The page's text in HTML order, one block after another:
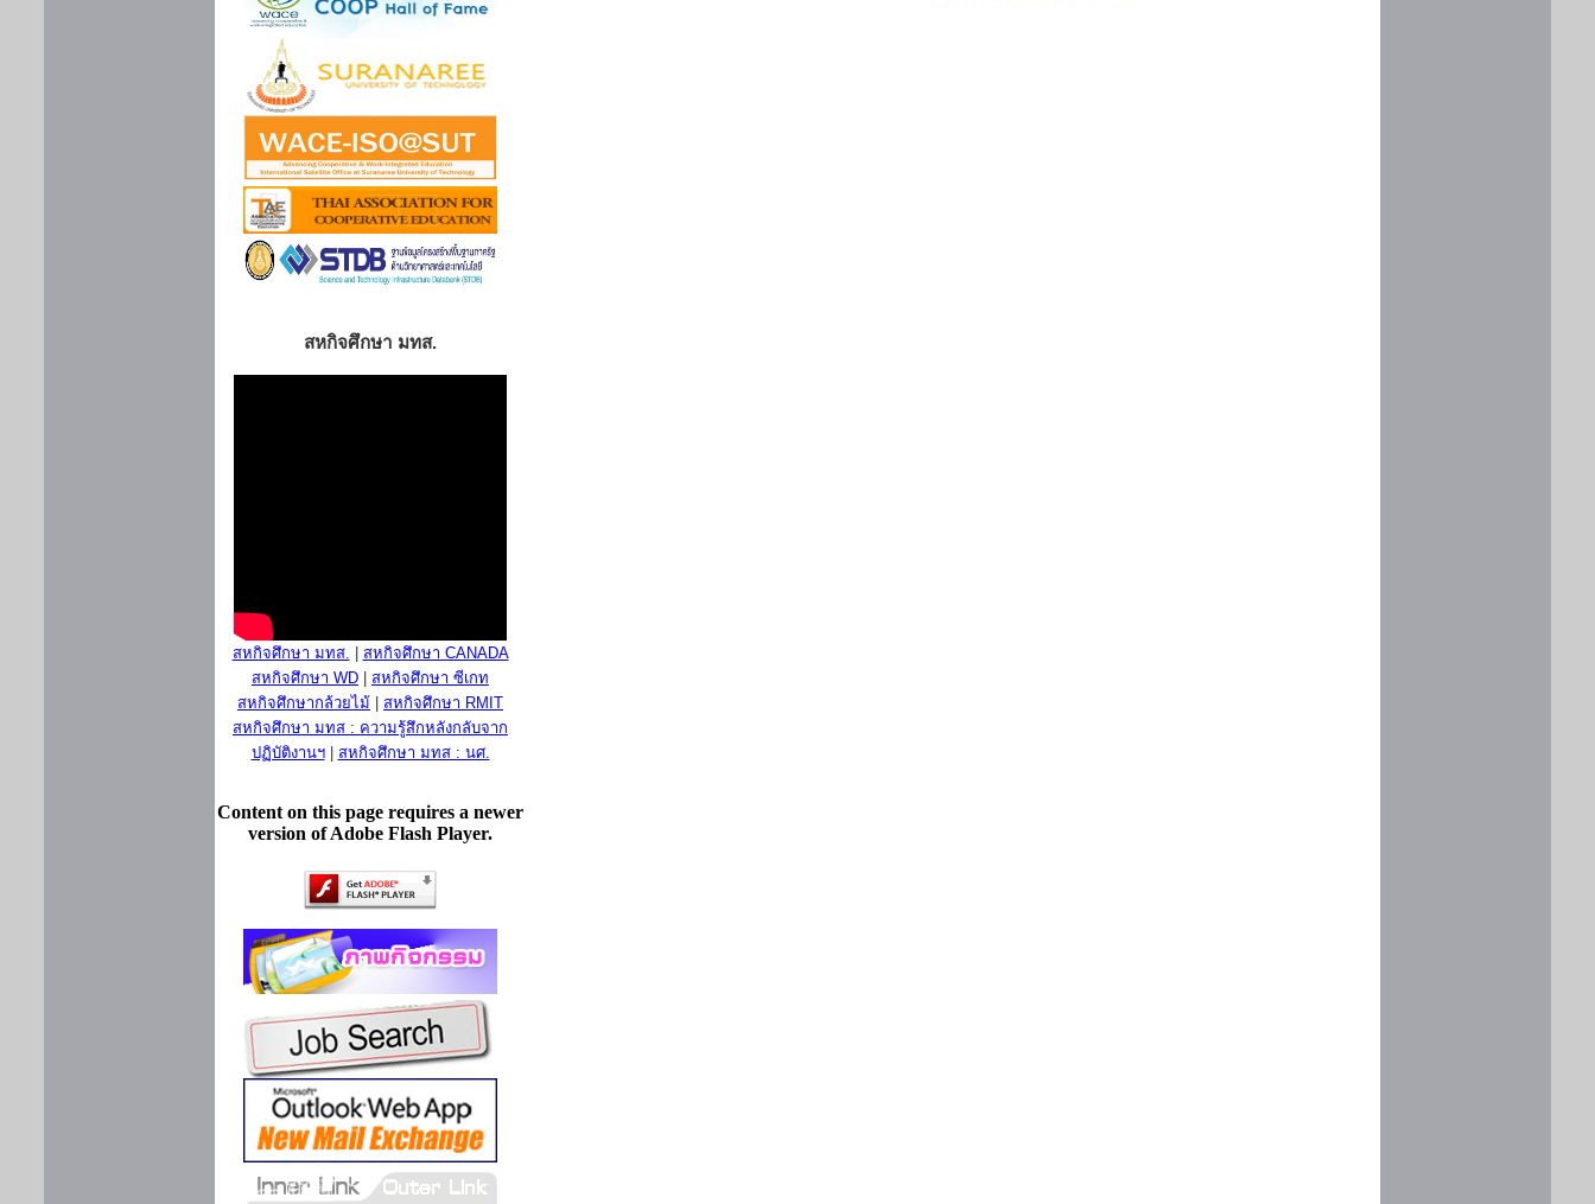
สหกิจศึกษา มทส.
สหกิจศึกษา มทส.
สหกิจศึกษา CANADA
สหกิจศึกษา WD
สหกิจศึกษา ซีเกท
สหกิจศึกษากล้วยไม้
สหกิจศึกษา RMIT
สหกิจศึกษา มทส : ความรู้สึกหลังกลับจาก
ปฏิบัติงานฯ| สหกิจศึกษา มทส : นศ.
Content on this page requires a newer
version of Adobe Flash Player.